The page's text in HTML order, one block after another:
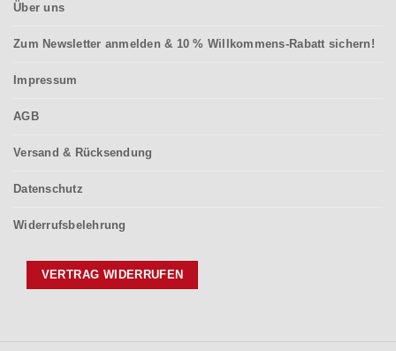
Über uns
Zum Newsletter anmelden & 10 % Willkommens-Rabatt sichern!
Impressum
AGB
Versand & Rücksendung
Datenschutz
Widerrufsbelehrung
VERTRAG WIDERRUFEN